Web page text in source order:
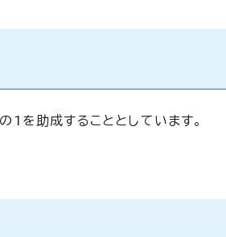
を助成することとしています。